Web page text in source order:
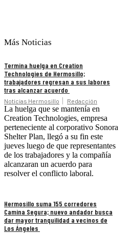
Más Noticias
Termina huelga en Creation
Technologies de Hermosillo;
trabajadores regresan a sus labores
tras alcanzar acuerdo
Noticias Hermosillo Redacción
La huelga que se mantenía en
Creation Technologies, empresa
perteneciente al corporativo Sonora
Shelter Plan, llegó a su fin este
jueves luego de que representantes
de los trabajadores y la compañía
alcanzaran un acuerdo para
resolver el conflicto laboral.
Hermosillo suma 155 corredores
Camina Segura; nuevo andador busca
dar mayor tranquilidad a vecinos de
Los Ángeles